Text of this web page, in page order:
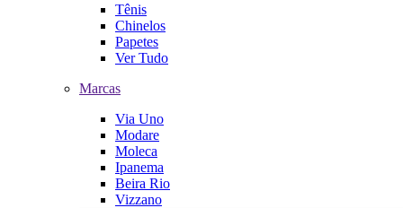
Tênis
Chinelos
Papetes
Ver Tudo
Marcas
Via Uno
Modare
Moleca
Ipanema
Beira Rio
Vizzano